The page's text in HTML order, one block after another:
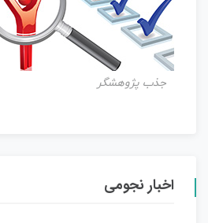
جذب پژوهشگر
اخبار نجومی